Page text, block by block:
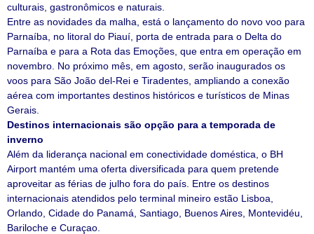
culturais, gastronômicos e naturais.
Entre as novidades da malha, está o lançamento do novo voo para
Parnaíba, no litoral do Piauí, porta de entrada para o Delta do
Parnaíba e para a Rota das Emoções, que entra em operação em
novembro. No próximo mês, em agosto, serão inaugurados os
voos para São João del-Rei e Tiradentes, ampliando a conexão
aérea com importantes destinos históricos e turísticos de Minas
Gerais.
Destinos internacionais são opção para a temporada de
inverno
Além da liderança nacional em conectividade doméstica, o BH
Airport mantém uma oferta diversificada para quem pretende
aproveitar as férias de julho fora do país. Entre os destinos
internacionais atendidos pelo terminal mineiro estão Lisboa,
Orlando, Cidade do Panamá, Santiago, Buenos Aires, Montevidéu,
Bariloche e Curaçao.